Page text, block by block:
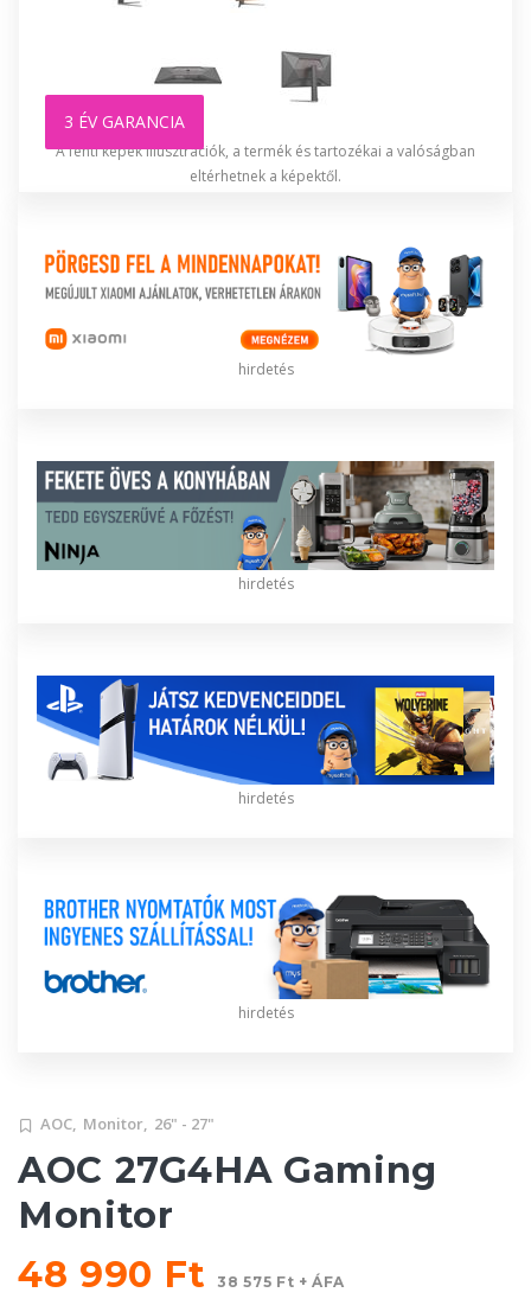
3 ÉV GARANCIA
A fenti képek illusztrációk, a termék és tartozékai a valóságban
eltérhetnek a képektől.
hirdetés
hirdetés
hirdetés
hirdetés
AOC, Monitor, 26" - 27"
AOC 27G4HA Gaming
Monitor
48 990 Ft
38 575 Ft + ÁFA